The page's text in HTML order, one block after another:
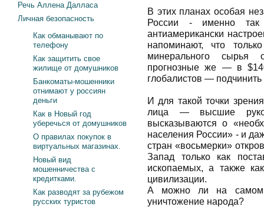
В этих планах особая
России - именно так
антиамерикански
напоминают, что
минерального сырья
прогнозные же — в
глобалистов —
И для такой точки
лица — высшие
высказываются о
населения России» - и
стран «восьмерки»
Запад только как
ископаемых, а также
цивилизации.
А можно ли на самом
уничтожение народа?
Речь Аллена Далласа
Личная безопасность
Как обманывают по
телефону
Как защитить свое
жилище от домушников
Банкоматы-мошенники
отнимают у россиян
деньги
Как в Новый год
уберечься от домушников
О правилах покупок в
виртуальных магазинах.
Новый вид
мошенничества с
кредитками.
Как разводят за рубежом
русских туристов